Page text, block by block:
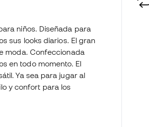
niños. Diseñada para
sus looks diarios. El gran
moda. Confeccionada
en todo momento. El
Ya sea para jugar al
y confort para los